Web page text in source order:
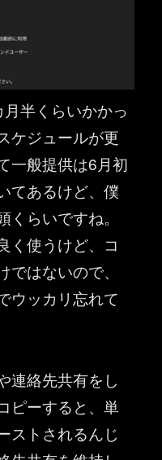
半くらいかかっ
ケジュールが更
一般提供は6月初
てあるけど、僕
らいですね。
く使うけど、コ
はないので、
ウッカリ忘れて
連絡先共有をし
ピーすると、単
ストされるんじ